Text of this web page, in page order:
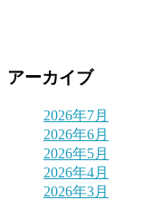
アーカイブ
2026年7月
2026年6月
2026年5月
2026年4月
2026年3月